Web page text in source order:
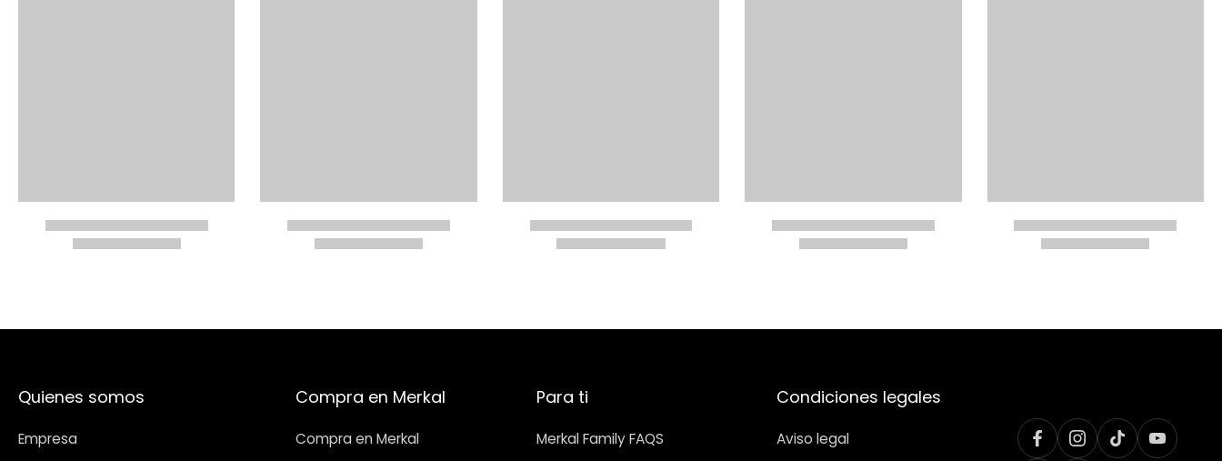
Quienes somos
Empresa
Compra en Merkal
Compra en Merkal
Para ti
Merkal Family FAQS
Condiciones legales
Aviso legal